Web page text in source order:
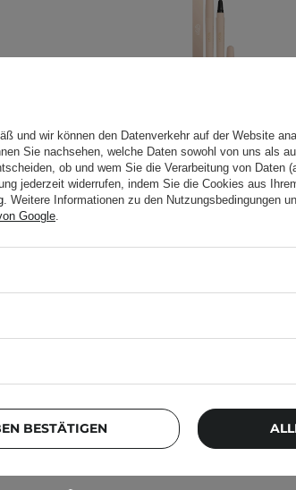
Produkt
ändern.
Haben
LOVRO - Shimmer
Eyeliner -
und wir können den Datenverkehr auf der Website
Sie nachsehen, welche Daten sowohl von uns als
ob und wem Sie die Verarbeitung von Daten
jederzeit widerrufen, indem Sie die Cookies aus
. Weitere Informationen zu den Nutzungsbedingungen
Google
BESTÄTIGEN